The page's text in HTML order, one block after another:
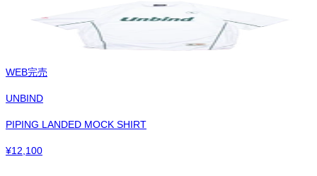
WEB完売
UNBIND
PIPING LANDED MOCK SHIRT
¥12,100